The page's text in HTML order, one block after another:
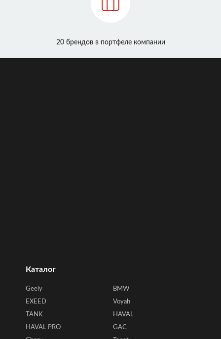
20 брендов в портфеле компании
Каталог
Geely
BMW
EXEED
Voyah
TANK
HAVAL
HAVAL PRO
GAC